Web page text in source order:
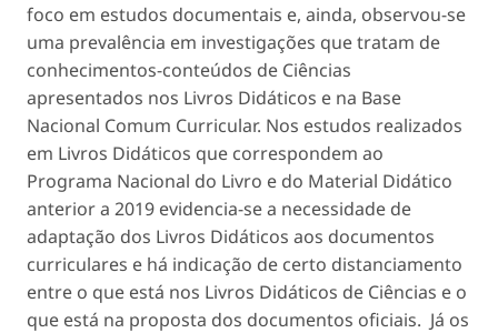
foco em estudos documentais e, ainda, observou-se
uma prevalência em investigações que tratam de
conhecimentos-conteúdos de Ciências
apresentados nos Livros Didáticos e na Base
Nacional Comum Curricular. Nos estudos realizados
em Livros Didáticos que correspondem ao
Programa Nacional do Livro e do Material Didático
anterior a 2019 evidencia-se a necessidade de
adaptação dos Livros Didáticos aos documentos
curriculares e há indicação de certo distanciamento
entre o que está nos Livros Didáticos de Ciências e o
que está na proposta dos documentos oficiais. Já os